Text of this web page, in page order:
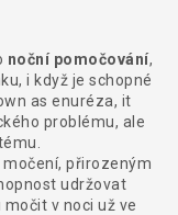
noční pomočování,
i když je schopné
as enuréza, it
problému, ale
močení, přirozeným
udržovat
v noci už ve